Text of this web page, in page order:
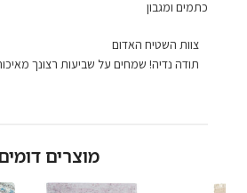
כתמים ומגבון
הערות
של
צוות השטיח האדום
תודה נדיה! שמחים על שביעות רצונך
מוצרים